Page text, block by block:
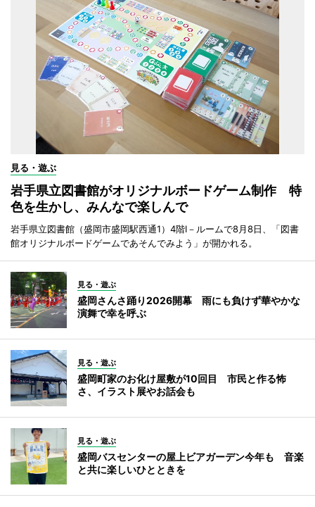
見る・遊ぶ
岩手県立図書館がオリジナルボードゲーム制作 特
色を生かし、みんなで楽しんで
岩手県立図書館（盛岡市盛岡駅西通1）4階I－ルームで8月8日、「図書
館オリジナルボードゲームであそんでみよう」が開かれる。
見る・遊ぶ
盛岡さんさ踊り2026開幕 雨にも負けず華やかな
演舞で幸を呼ぶ
見る・遊ぶ
盛岡町家のお化け屋敷が10回目 市民と作る怖
さ、イラスト展やお話会も
見る・遊ぶ
盛岡バスセンターの屋上ビアガーデン今年も 音楽
と共に楽しいひとときを